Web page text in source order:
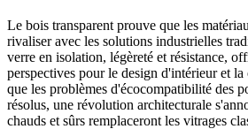
Le bois transparent prouve que les
rivaliser avec les solutions industrielles
verre en isolation, légèreté et résistance,
perspectives pour le design d'intérieur et
que les problèmes d'écocompatibilité des
résolus, une révolution architecturale
chauds et sûrs remplaceront les vitrages